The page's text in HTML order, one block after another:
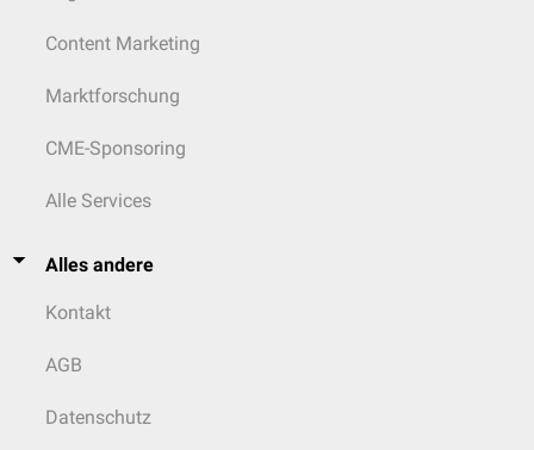
Content Marketing
Marktforschung
CME-Sponsoring
Alle Services
Alles andere
Kontakt
AGB
Datenschutz